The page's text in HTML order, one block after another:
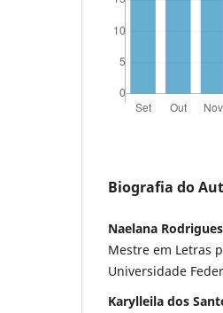
Biografia do
Naelana
Mestre em Letras
Universidade
Karylleila dos